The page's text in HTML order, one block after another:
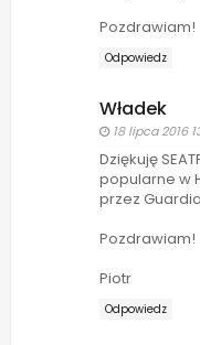
Pozdrawiam!
Odpowiedz
Władek
18 lipca 2016
Dziękuję
popularne w
przez
Pozdrawiam!
Piotr
Odpowiedz